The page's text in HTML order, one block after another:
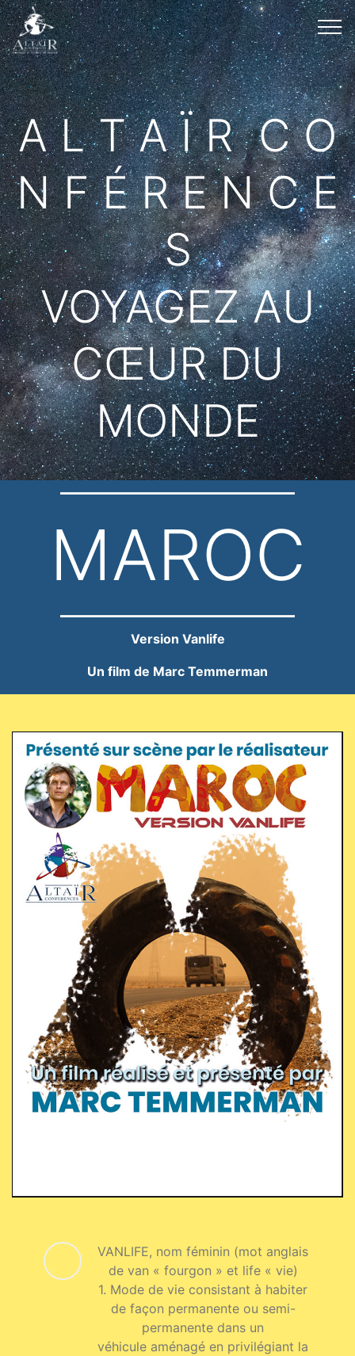
A L T A Ï R C O
N F É R E N C E
S
VOYAGEZ AU
CŒUR DU
MONDE
MAROC
Version Vanlife
Un film de Marc Temmerman
VANLIFE, nom féminin (mot anglais
de van « fourgon » et life « vie)
1. Mode de vie consistant à habiter
de façon permanente ou semi-
permanente dans un
véhicule aménagé en privilégiant la